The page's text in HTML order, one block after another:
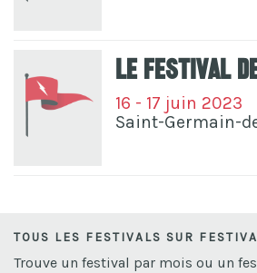
Le festival
16 - 17 juin 2023
Saint-Germain-
TOUS LES FESTIVALS SUR
Trouve un festival par mois ou un